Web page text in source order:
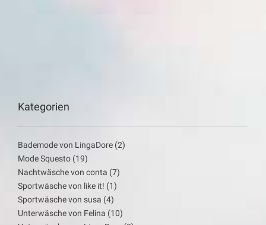
Kategorien
Bademode von LingaDore (2)
Mode Squesto (19)
Nachtwäsche von conta (7)
Sportwäsche von like it! (1)
Sportwäsche von susa (4)
Unterwäsche von Felina (10)